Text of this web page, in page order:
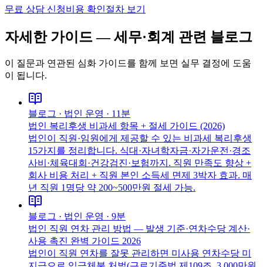
무료 상담 신청비용 확인절차 보기
자세한 가이드 —세무·회계 관련 블로그
이 질문과 연관된 심화 가이드를 함께 보면 실무 결정에 도움
이 됩니다.
블로그 · 법인 운영 · 11분
법인 복리후생 비과세 항목 + 절세 가이드 (2026)
법인이 직원·임원에게 제공할 수 있는 비과세 복리후생
15가지를 정리합니다. 식대·자녀학자금·자가운전·경조
사비·체육대회·건강검진·보험까지. 직원 만족도 향상 +
회사 비용 처리 + 직원 본인 소득세 면제 3박자 효과. 매
년 직원 1명당 약 200~500만원 절세 가능.
블로그 · 법인 운영 · 9분
법인 직원 연차 관리 방법 — 발생 기준·연차수당 계산·
사용 촉진 완벽 가이드 2026
법인이 직원 연차를 잘못 관리하면 미사용 연차수당 미